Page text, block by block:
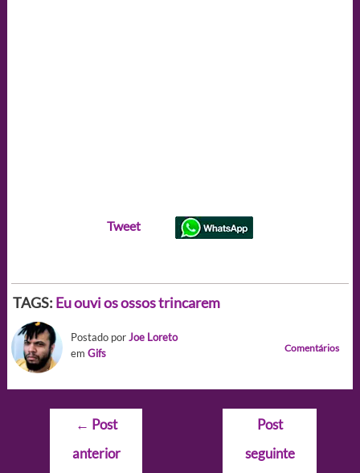
Tweet
TAGS: Eu ouvi os ossos trincarem
Postado porJoe Loreto
em Gifs Comentários
Navegação
Post
← Post
anterior
Post
seguinte